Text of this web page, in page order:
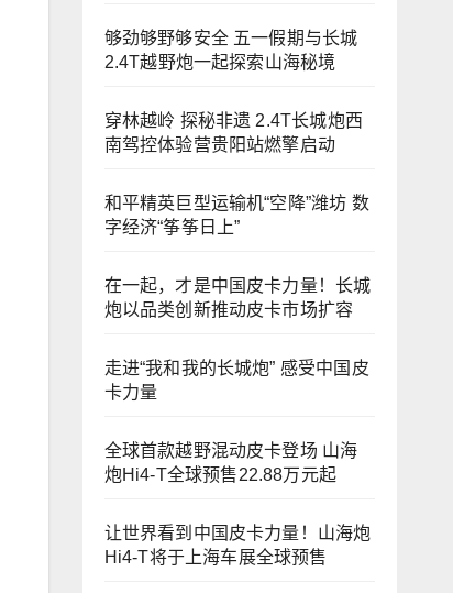
够劲够野够安全 五一假期与长城
2.4T越野炮一起探索山海秘境
穿林越岭 探秘非遗 2.4T长城炮西
南驾控体验营贵阳站燃擎启动
和平精英巨型运输机“空降”潍坊 数
字经济“筝筝日上”
在一起，才是中国皮卡力量！长城
炮以品类创新推动皮卡市场扩容
走进“我和我的长城炮” 感受中国皮
卡力量
全球首款越野混动皮卡登场 山海
炮Hi4-T全球预售22.88万元起
让世界看到中国皮卡力量！山海炮
Hi4-T将于上海车展全球预售